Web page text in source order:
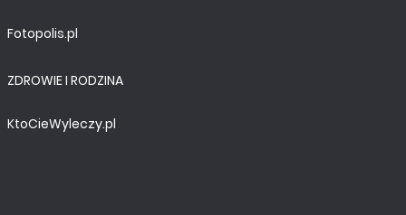
Fotopolis.pl
ZDROWIE I RODZINA
KtoCieWyleczy.pl